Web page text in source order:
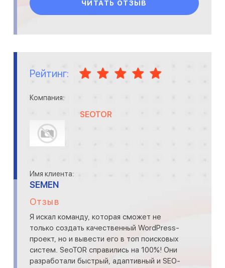
ЧИТАТЬ ОТЗЫВ
Рейтинг:
Компания:
SEOTOR
Имя клиента:
SEMEN
Отзыв
Я искал команду, которая сможет не
только создать качественный WordPress-
проект, но и вывести его в топ поисковых
систем. SeoTOR справились на 100%! Они
разработали быстрый, адаптивный и SEO-